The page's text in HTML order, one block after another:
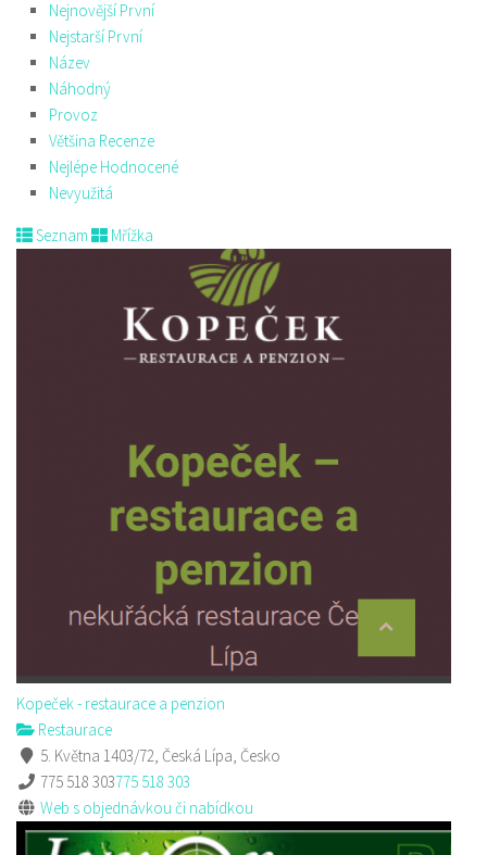
Nejnovější První
Nejstarší První
Název
Náhodný
Provoz
Většina Recenze
Nejlépe Hodnocené
Nevyužitá
Seznam Mřížka
Kopeček - restaurace a penzion
Restaurace
5. Května 1403/72, Česká Lípa, Česko
775 518 303775 518 303
Web s objednávkou či nabídkou